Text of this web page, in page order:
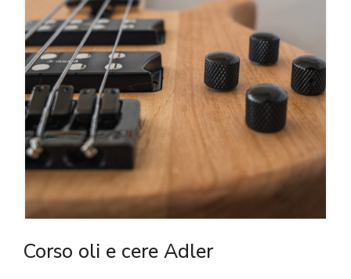
Corso oli e cere Adler